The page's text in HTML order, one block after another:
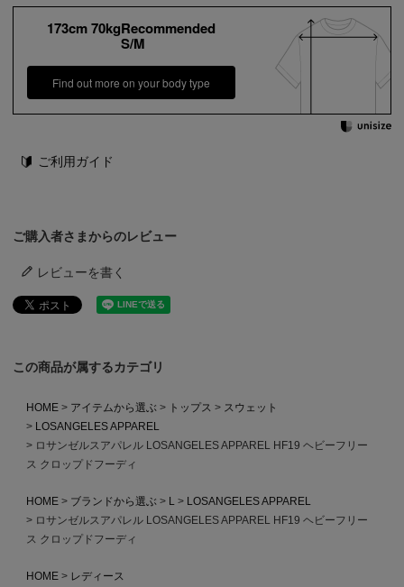
173cm 70kgRecommended
S/M
Find out more on your body type
ご利用ガイド
ご購入者さまからのレビュー
レビューを書く
この商品が属するカテゴリ
HOME アイテムから選ぶ トップス
スウェット
LOSANGELES APPAREL
ロサンゼルスアパレル LOSANGELES APPAREL HF19 ヘビーフリー
ス クロップドフーディ
HOME ブランドから選ぶ L
LOSANGELES APPAREL
ロサンゼルスアパレル LOSANGELES APPAREL HF19 ヘビーフリー
ス クロップドフーディ
HOME
レディース